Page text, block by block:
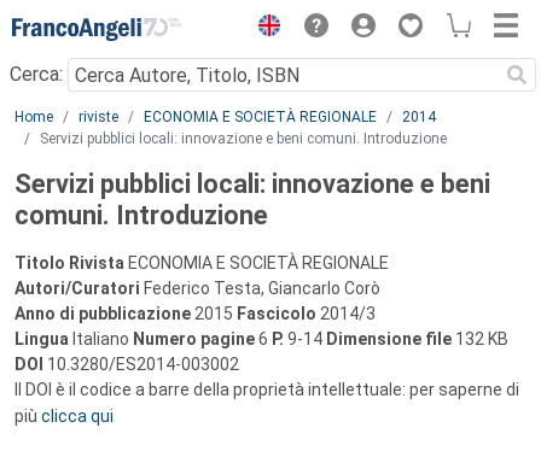
Menu
Cerca:
Main content
Home riviste ECONOMIA E SOCIETÀ REGIONALE
2014
Servizi pubblici locali: innovazione e beni comuni. Introduzione
Servizi pubblici locali: innovazione e beni
comuni. Introduzione
Titolo Rivista ECONOMIA E SOCIETÀ REGIONALE
Autori/Curatori Federico Testa, Giancarlo Corò
Anno di pubblicazione 2015 Fascicolo 2014/3
Lingua Italiano Numero pagine6 P. 9-14 Dimensione file 132 KB
DOI 10.3280/ES2014-003002
Il DOI è il codice a barre della proprietà intellettuale: per saperne di
più clicca qui